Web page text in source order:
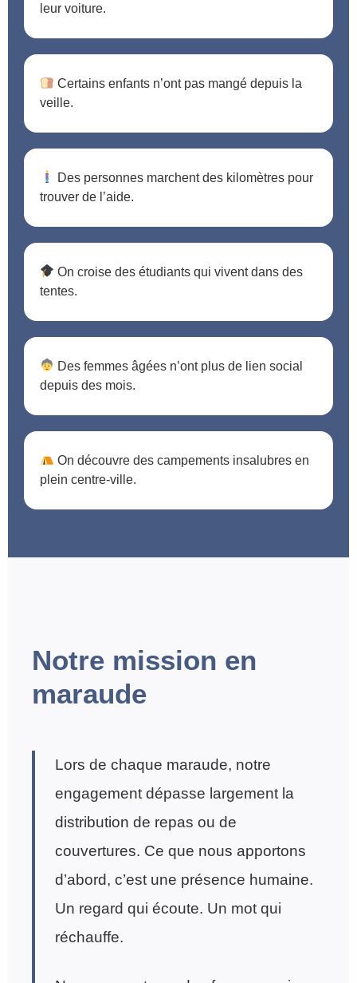
leur voiture.
Certains enfants n’ont pas mangé depuis la
veille.
Des personnes marchent des kilomètres pour
trouver de l’aide.
On croise des étudiants qui vivent dans des
tentes.
Des femmes âgées n’ont plus de lien social
depuis des mois.
On découvre des campements insalubres en
plein centre-ville.
Notre mission en
maraude
Lors de chaque maraude, notre
engagement dépasse largement la
distribution de repas ou de
couvertures. Ce que nous apportons
d’abord, c’est une présence humaine.
Un regard qui écoute. Un mot qui
réchauffe.